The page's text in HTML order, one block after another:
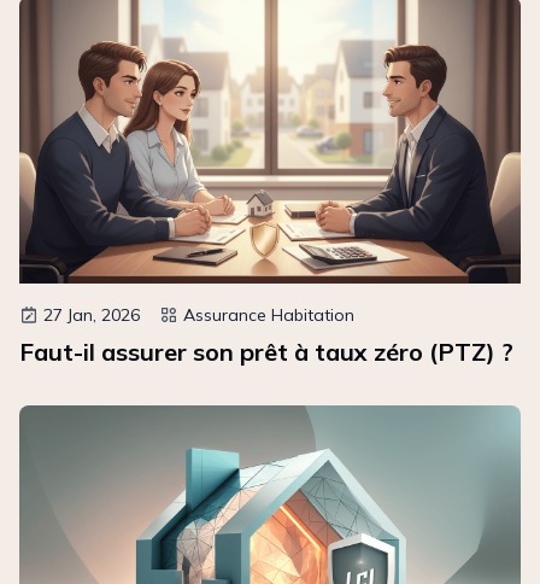
27 Jan, 2026 Assurance Habitation
Faut-il assurer son prêt à taux zéro (PTZ) ?